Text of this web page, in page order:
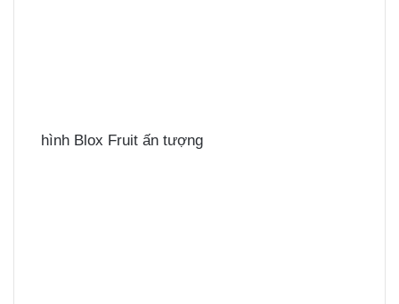
hình Blox Fruit ấn tượng